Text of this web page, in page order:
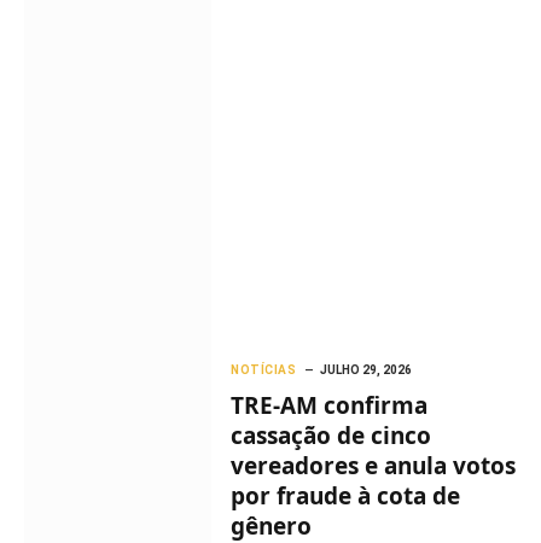
NOTÍCIAS JULHO 29, 2026
TRE-AM confirma
cassação de cinco
vereadores e anula votos
por fraude à cota de
gênero